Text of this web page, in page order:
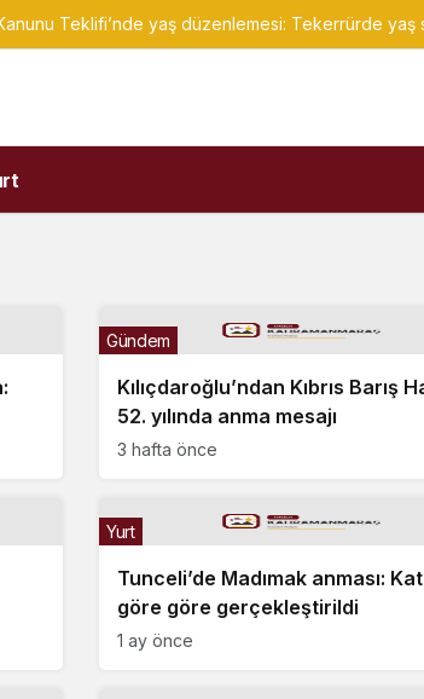
Teklifi’nde yaş düzenlemesi: Tekerrürde yaş
Kılıçdaroğlu’ndan Kıbrıs Barış
52. yılında anma mesajı
Gündem
3 hafta önce
Tunceli’de Madımak anması:
göre göre gerçekleştirildi
Yurt
1 ay önce